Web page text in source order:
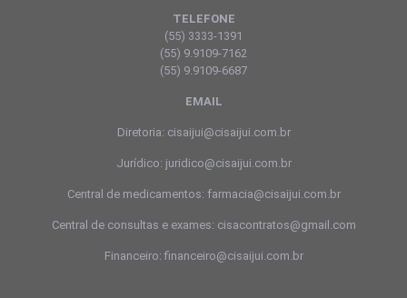
TELEFONE
(55) 3333-1391
(55) 9.9109-7162
(55) 9.9109-6687
EMAIL
Diretoria: cisaijui@cisaijui.com.br
Jurídico: juridico@cisaijui.com.br
Central de medicamentos: farmacia@cisaijui.com.br
Central de consultas e exames: cisacontratos@gmail.com
Financeiro: financeiro@cisaijui.com.br